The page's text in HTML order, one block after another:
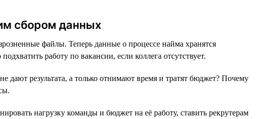
сбором данных
файлы. Теперь данные о процессе найма хранятся
работу по вакансии, если коллега отсутствует.
дают результата, а только отнимают время и тратят бюджет? Почему
нагрузку команды и бюджет на её работу, ставить рекрутерам